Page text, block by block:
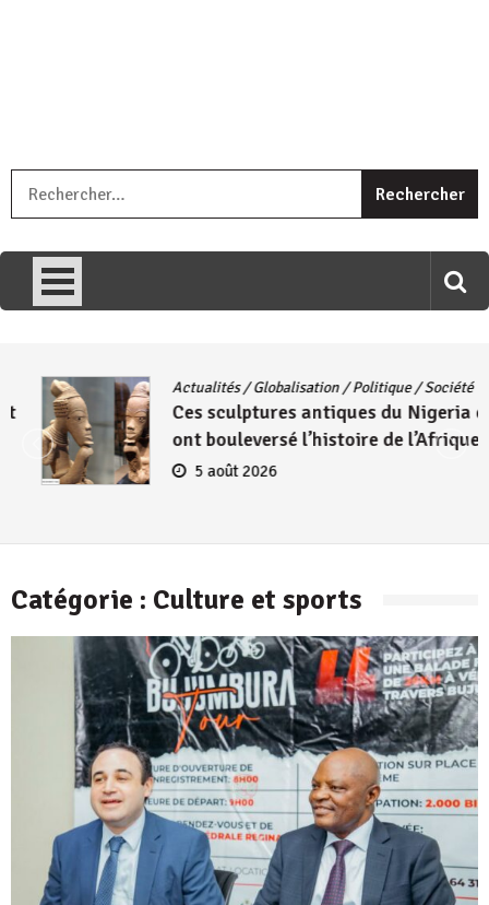
umariye umuryango wawe canke igihugu cakwibarutse .Wewe
Actualités/Globalisation/Politique/Société
Ces sculptures antiques du Nigeria qui
ont bouleversé l’histoire de l’Afrique
5 août 2026
Catégorie : Culture et sports